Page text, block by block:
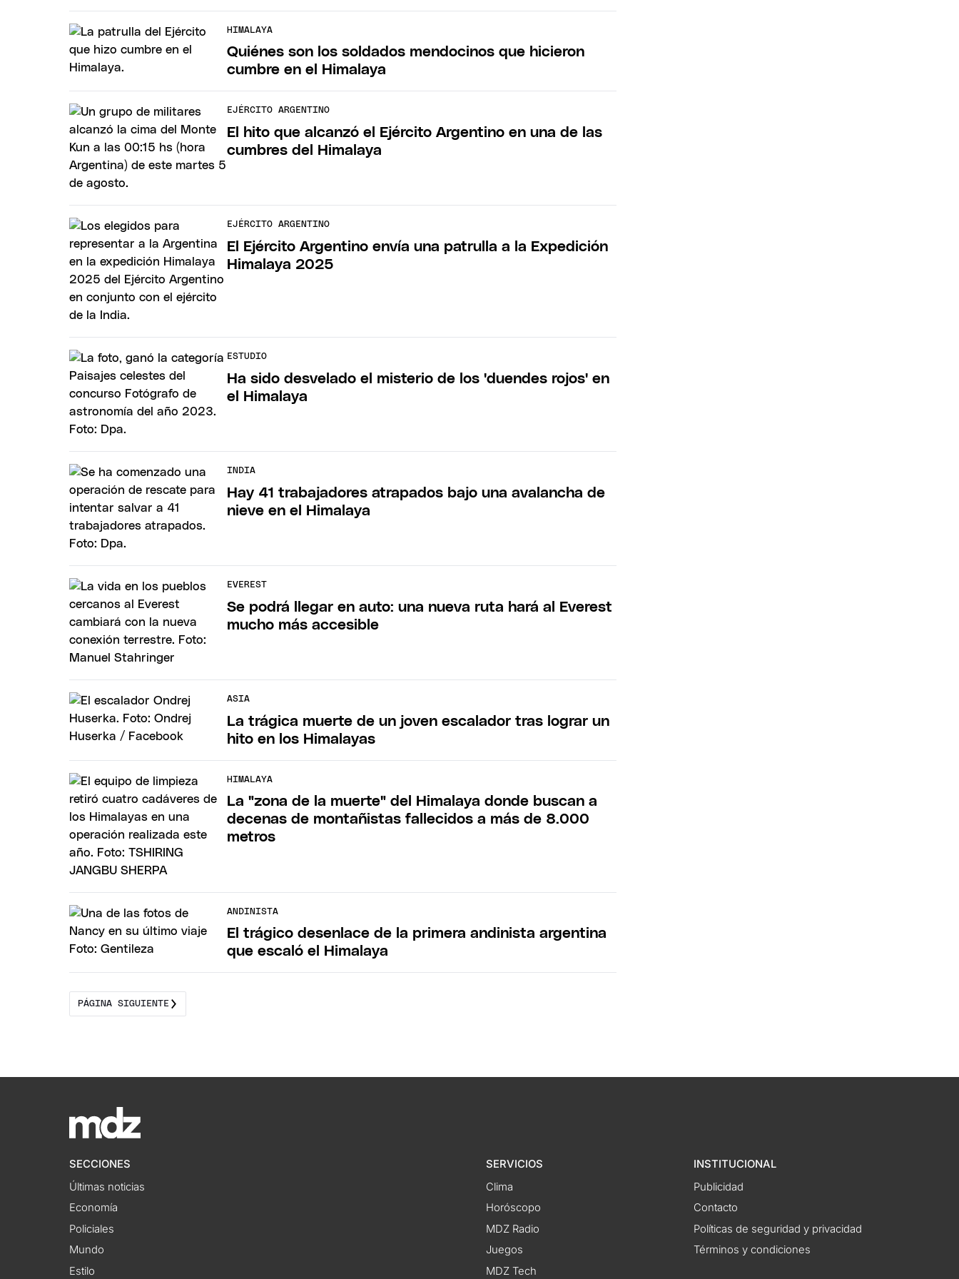
HIMALAYA
Quiénes son los soldados mendocinos que hicieron
cumbre en el Himalaya
EJÉRCITO ARGENTINO
El hito que alcanzó el Ejército Argentino en una de las
cumbres del Himalaya
EJÉRCITO ARGENTINO
El Ejército Argentino envía una patrulla a la Expedición
Himalaya 2025
ESTUDIO
Ha sido desvelado el misterio de los 'duendes rojos' en
el Himalaya
INDIA
Hay 41 trabajadores atrapados bajo una avalancha de
nieve en el Himalaya
EVEREST
Se podrá llegar en auto: una nueva ruta hará al Everest
mucho más accesible
ASIA
La trágica muerte de un joven escalador tras lograr un
hito en los Himalayas
HIMALAYA
La "zona de la muerte" del Himalaya donde buscan a
decenas de montañistas fallecidos a más de 8.000
metros
ANDINISTA
El trágico desenlace de la primera andinista argentina
que escaló el Himalaya
PÁGINA SIGUIENTE
SECCIONES
Últimas noticias
Economía
Policiales
Mundo
Estilo
SERVICIOS
Clima
Horóscopo
MDZ Radio
Juegos
MDZ Tech
INSTITUCIONAL
Publicidad
Contacto
Políticas de seguridad y privacidad
Términos y condiciones